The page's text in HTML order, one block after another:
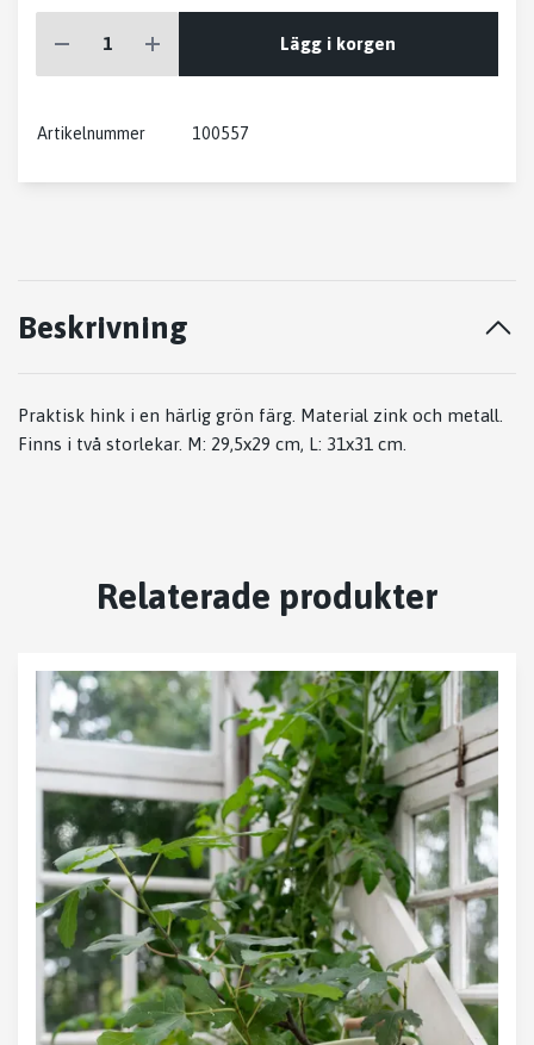
Lägg i korgen
Artikelnummer 100557
Beskrivning
Praktisk hink i en härlig grön färg. Material zink och metall.
Finns i två storlekar. M: 29,5x29 cm, L: 31x31 cm.
Relaterade produkter